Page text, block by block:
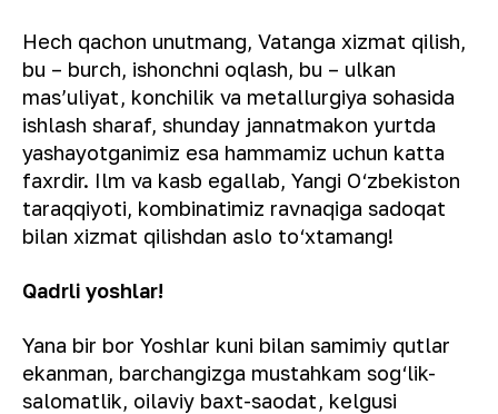
Hech qachon unutmang, Vatanga xizmat qilish,
bu – burch, ishonchni oqlash, bu – ulkan
masʼuliyat, konchilik va metallurgiya sohasida
ishlash sharaf, shunday jannatmakon yurtda
yashayotganimiz esa hammamiz uchun katta
faxrdir. Ilm va kasb egallab, Yangi O‘zbekiston
taraqqiyoti, kombinatimiz ravnaqiga sadoqat
bilan xizmat qilishdan aslo to‘xtamang!
Qadrli yoshlar!
Yana bir bor Yoshlar kuni bilan samimiy qutlar
ekanman, barchangizga mustahkam sog‘lik-
salomatlik, oilaviy baxt-saodat, kelgusi